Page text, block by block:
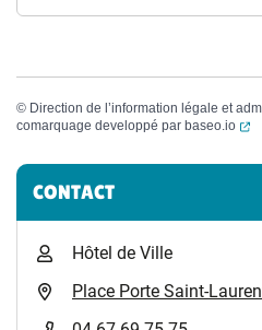
© Direction de l’information légale et
comarquage developpé par baseo.io
Informations
CONTACT
Hôtel de Ville
Place Porte Saint-